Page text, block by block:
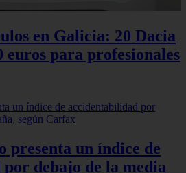
en Galicia: 20 Dacia
euros para profesionales
presenta un índice de
debajo de la media